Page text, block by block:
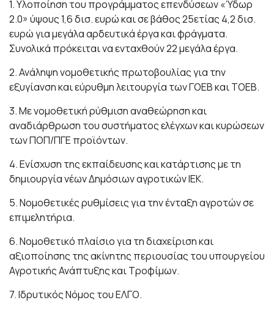
1. Υλοποίηση του προγράμματος επενδύσεων «Ύδωρ
2.0» ύψους 1,6 δισ. ευρώ και σε βάθος 25ετίας 4,2 δισ.
ευρώ για μεγάλα αρδευτικά έργα και φράγματα.
Συνολικά πρόκειται να ενταχθούν 22 μεγάλα έργα.
2. Ανάληψη νομοθετικής πρωτοβουλίας για την
εξυγίανση και εύρυθμη λειτουργία των ΓΟΕΒ και ΤΟΕΒ.
3. Με νομοθετική ρύθμιση αναθεώρηση και
αναδιάρθρωση του συστήματος ελέγχων και κυρώσεων
των ΠΟΠ/ΠΓΕ προϊόντων.
4. Ενίσχυση της εκπαίδευσης και κατάρτισης με τη
δημιουργία νέων Δημόσιων αγροτικών ΙΕΚ.
5. Νομοθετικές ρυθμίσεις για την ένταξη αγροτών σε
επιμελητήρια.
6. Νομοθετικό πλαίσιο για τη διαχείριση και
αξιοποίησης της ακίνητης περιουσίας του υπουργείου
Αγροτικής Ανάπτυξης και Τροφίμων.
7. Ιδρυτικός Νόμος του ΕΛΓΟ.